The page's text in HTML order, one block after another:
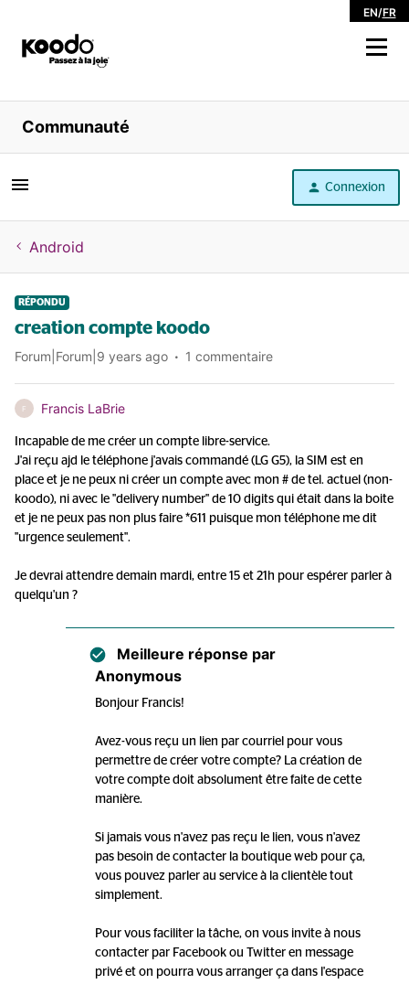
EN/FR
Magasiner
Libre service
Aide
Communauté
Connexion
Android
RÉPONDU
creation compte koodo
Forum|Forum|9 years ago 1 commentaire
F Francis LaBrie
Incapable de me créer un compte libre-service.
J'ai reçu ajd le téléphone j'avais commandé (LG G5), la SIM est en
place et je ne peux ni créer un compte avec mon # de tel. actuel (non-
koodo), ni avec le "delivery number" de 10 digits qui était dans la boite
et je ne peux pas non plus faire *611 puisque mon téléphone me dit
"urgence seulement".
Je devrai attendre demain mardi, entre 15 et 21h pour espérer parler à
quelqu'un ?
Meilleure réponse par
Anonymous
Bonjour Francis!
Avez-vous reçu un lien par courriel pour vous
permettre de créer votre compte? La création de
votre compte doit absolument être faite de cette
manière.
Si jamais vous n'avez pas reçu le lien, vous n'avez
pas besoin de contacter la boutique web pour ça,
vous pouvez parler au service à la clientèle tout
simplement.
Pour vous faciliter la tâche, on vous invite à nous
contacter par Facebook ou Twitter en message
privé et on pourra vous arranger ça dans l'espace